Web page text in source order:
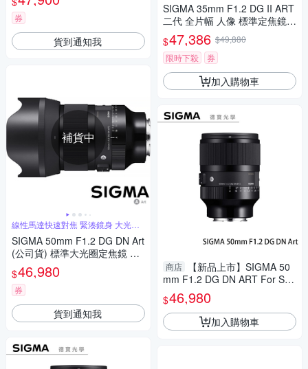
攝星空、銀河、螢火蟲
券
貨到通知我
補貨中
線性馬達快速對焦 緊湊鏡身 大光圈
人像鏡
SIGMA 50mm F1.2 DG DN Art
(公司貨) 標準大光圈定焦鏡 人
像鏡 全片幅微單眼鏡頭
$46,980
券
貨到通知我
SIGMA 35mm F1.2 DG II ART
二代 全片幅 人像 標準定焦鏡頭
For SONY E-mount (公司貨)
$47,386 $49,880
限時下殺
券
加入購物車
商店
【新品上市】SIGMA 50
mm F1.2 DG DN ART For Son
y E mount 恆伸公司貨 德寶光
學 定焦 大光圈 人像
$46,980
加入購物車